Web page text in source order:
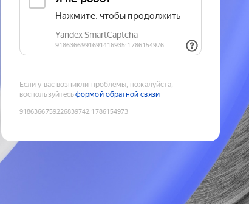
Если у вас возникли проблемы, пожалуйста,
воспользуйтесьформой обратной связи
9186366759226839742:1786154973